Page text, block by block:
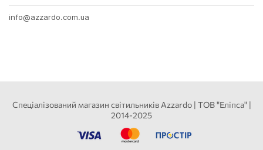
info@azzardo.com.ua
Спеціалізований магазин світильників Azzardo | ТОВ "Еліпса" |
2014-2025